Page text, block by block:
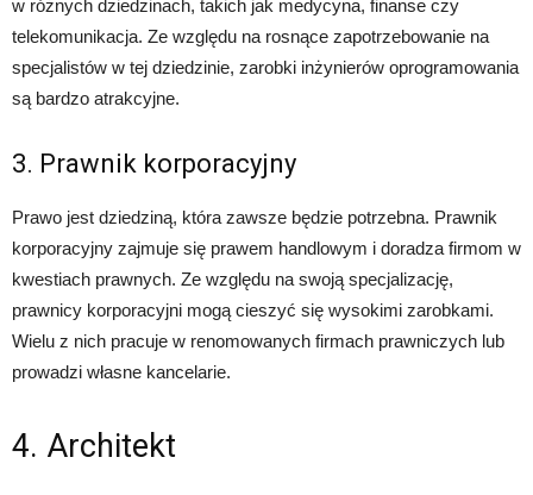
w różnych dziedzinach, takich jak medycyna, finanse czy
telekomunikacja. Ze względu na rosnące zapotrzebowanie na
specjalistów w tej dziedzinie, zarobki inżynierów oprogramowania
są bardzo atrakcyjne.
3. Prawnik korporacyjny
Prawo jest dziedziną, która zawsze będzie potrzebna. Prawnik
korporacyjny zajmuje się prawem handlowym i doradza firmom w
kwestiach prawnych. Ze względu na swoją specjalizację,
prawnicy korporacyjni mogą cieszyć się wysokimi zarobkami.
Wielu z nich pracuje w renomowanych firmach prawniczych lub
prowadzi własne kancelarie.
4. Architekt